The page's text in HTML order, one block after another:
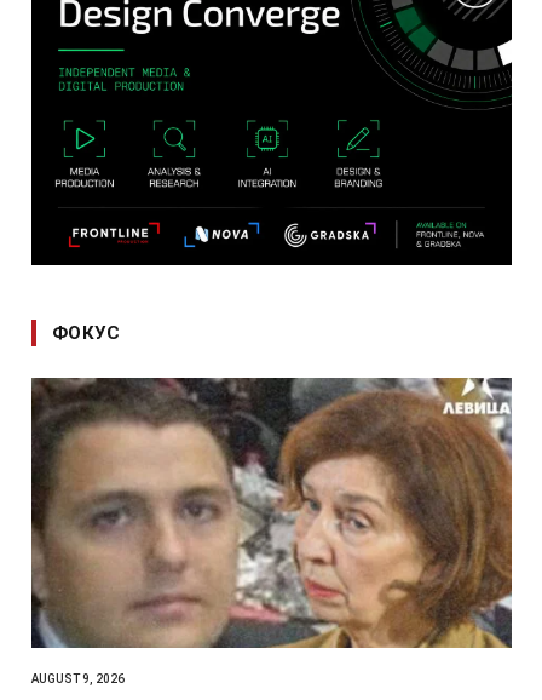
ФОКУС
AUGUST 9, 2026